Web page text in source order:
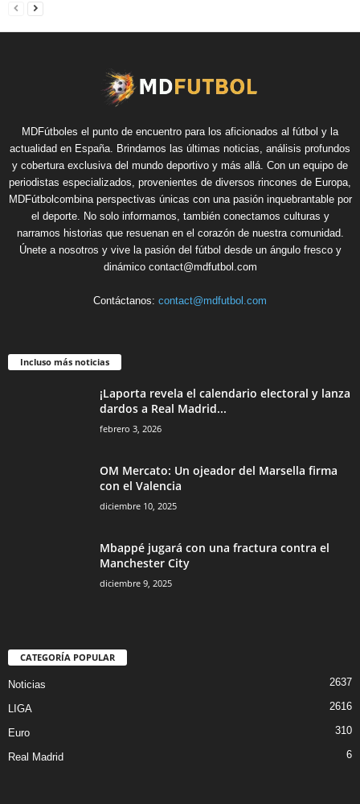
MDFútboles el punto de encuentro para los aficionados al fútbol y la
actualidad en España. Brindamos las últimas noticias, análisis profundos
y cobertura exclusiva del mundo deportivo y más allá. Con un equipo de
periodistas especializados, provenientes de diversos rincones de Europa,
MDFútbolcombina perspectivas únicas con una pasión inquebrantable por
el deporte. No solo informamos, también conectamos culturas y
narramos historias que resuenan en el corazón de nuestra comunidad.
Únete a nosotros y vive la pasión del fútbol desde un ángulo fresco y
dinámico contact@mdfutbol.com
Contáctanos: contact@mdfutbol.com
Incluso más noticias
¡Laporta revela el calendario electoral y lanza
dardos a Real Madrid...
febrero 3, 2026
OM Mercato: Un ojeador del Marsella firma
con el Valencia
diciembre 10, 2025
Mbappé jugará con una fractura contra el
Manchester City
diciembre 9, 2025
CATEGORÍA POPULAR
Noticias 2637
LIGA 2616
Euro 310
Real Madrid 6